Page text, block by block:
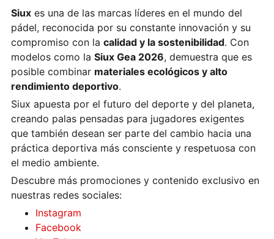
Siuxes una de las marcas líderes en el mundo del
pádel, reconocida por su constante innovación y su
compromiso con la calidad y la sostenibilidad. Con
modelos como la Siux Gea 2026, demuestra que es
posible combinar materiales ecológicos y alto
rendimiento deportivo.
Siux apuesta por el futuro del deporte y del planeta,
creando palas pensadas para jugadores exigentes
que también desean ser parte del cambio hacia una
práctica deportiva más consciente y respetuosa con
el medio ambiente.
Descubre más promociones y contenido exclusivo en
nuestras redes sociales:
Instagram
Facebook